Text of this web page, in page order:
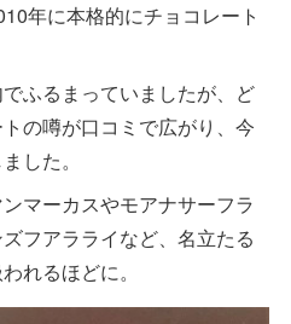
年に本格的にチョコレート
ふるまっていましたが、ど
の噂が口コミで広がり、今
した。
マーカスやモアナサーフラ
フアラライなど、名立たる
れるほどに。